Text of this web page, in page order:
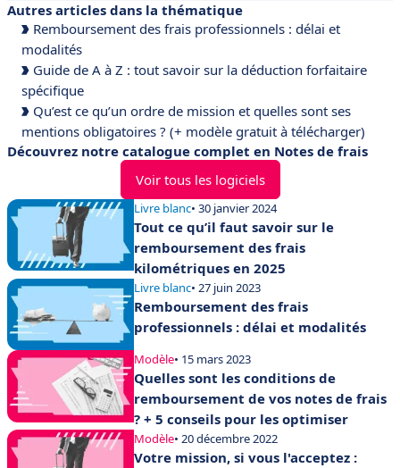
Autres articles dans la thématique
Remboursement des frais professionnels : délai et
modalités
Guide de A à Z : tout savoir sur la déduction forfaitaire
spécifique
Qu’est ce qu’un ordre de mission et quelles sont ses
mentions obligatoires ? (+ modèle gratuit à télécharger)
Découvrez notre catalogue complet en Notes de frais
Voir tous les logiciels
Livre blanc• 30 janvier 2024
Tout ce qu’il faut savoir sur le
remboursement des frais
kilométriques en 2025
Livre blanc• 27 juin 2023
Remboursement des frais
professionnels : délai et modalités
Modèle• 15 mars 2023
Quelles sont les conditions de
remboursement de vos notes de frais
? + 5 conseils pour les optimiser
Modèle• 20 décembre 2022
Votre mission, si vous l'acceptez :